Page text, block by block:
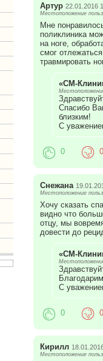
Артур 22.01.2016
Местоположение
Мне
поликлиника
на ноге,
смог
травмировать
«СМ-
Спасибо
близким!
С
0 0
Снежана
Местоположение
Хочу сказать
видно что
отцу, мы
довести до
«СМ-
С
0 0
Кирилл
Местоположение